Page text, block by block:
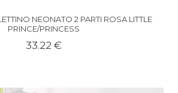
NEONATO 2 PARTI ROSA LITTLE
PRINCE/PRINCESS
33.22 €